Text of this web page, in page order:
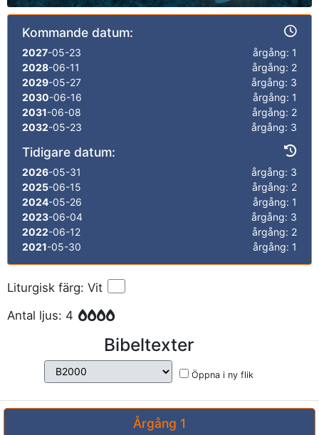
Kommande datum:
2027-05-23
årgång: 1
2028-06-11
årgång: 2
2029-05-27
årgång: 3
2030-06-16
årgång: 1
2031-06-08
årgång: 2
2032-05-23 årgång: 3
Tidigare datum:
2026-05-31
årgång: 3
2025-06-15
årgång: 2
2024-05-26
årgång: 1
2023-06-04
årgång: 3
2022-06-12
årgång: 2
2021-05-30 årgång: 1
Liturgisk färg: Vit
Antal ljus: 4
Bibeltexter
Öppna i ny flik
Årgång 1